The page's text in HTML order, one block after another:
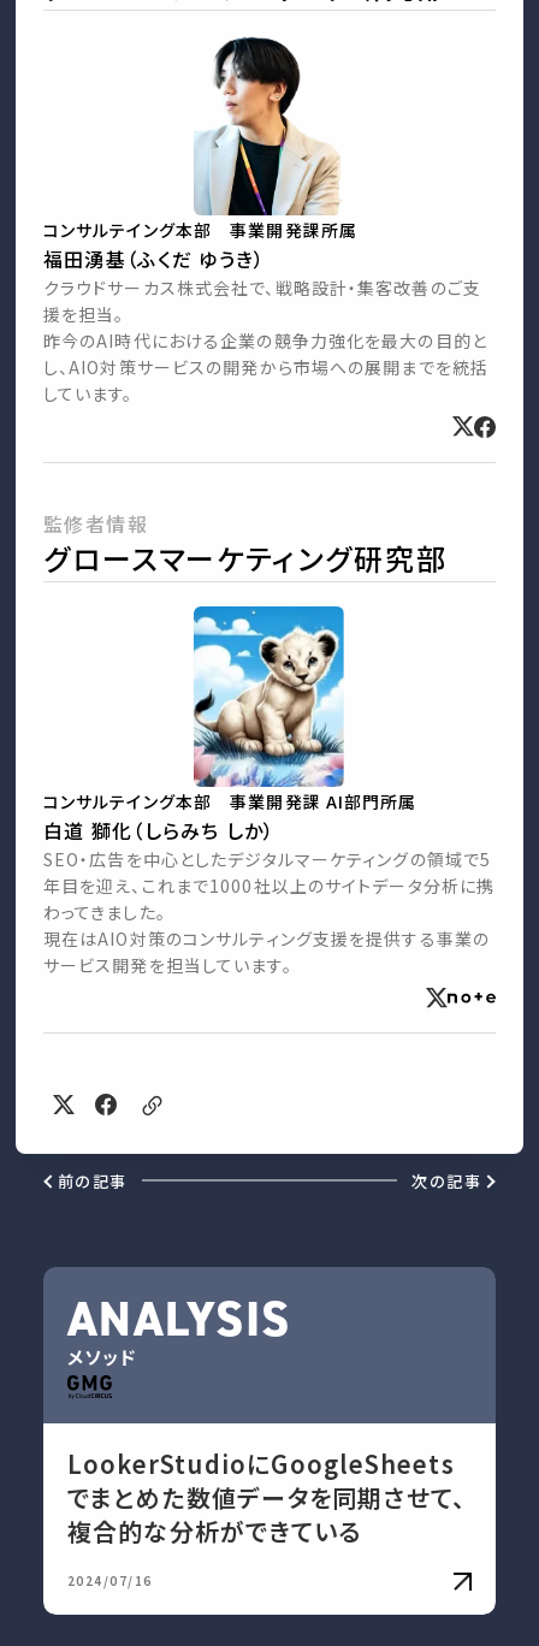
コンサルテイング本部 事業開発課所属
福田湧基（ふくだ ゆうき）
クラウドサーカス株式会社で、戦略設計・集客改善のご支
援を担当。
昨今のAI時代における企業の競争力強化を最大の目的と
し、AIO対策サービスの開発から市場への展開までを統括
しています。
監修者情報
グロースマーケティング研究部
コンサルテイング本部 事業開発課 AI部門所属
白道 獅化（しらみち しか）
SEO・広告を中心としたデジタルマーケティングの領域で5
年目を迎え、これまで1000社以上のサイトデータ分析に携
わってきました。
現在はAIO対策のコンサルティング支援を提供する事業の
サービス開発を担当しています。
前の記事 次の記事
ANALYSIS
メソッド
LookerStudioにGoogleSheets
でまとめた数値データを同期させて、
複合的な分析ができている
2024/07/16